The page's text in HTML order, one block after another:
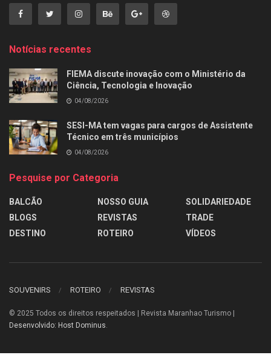
Notícias recentes
FIEMA discute inovação com o Ministério da
Ciência, Tecnologia e Inovação
04/08/2026
SESI-MA tem vagas para cargos de Assistente
Técnico em três municípios
04/08/2026
Pesquise por Categoria
BALCÃO
BLOGS
DESTINO
NOSSO GUIA
REVISTAS
ROTEIRO
SOLIDARIEDADE
TRADE
VÍDEOS
SOUVENIRS ROTEIRO REVISTAS
© 2025 Todos os direitos respeitados | Revista Maranhao Turismo |
Desenvolvido: Host Dominus.